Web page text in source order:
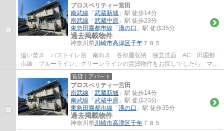
プロスペリティー宮田
南武線 「 武蔵新城 」駅 徒歩14分
南武線 「 武蔵中原 」駅 徒歩23分
東急田園都市線 「 溝の口 」駅 徒歩35分
過去掲載物件
神奈川県川崎市高津区千年 ７８５
追い焚き バストイレ別 南向き 各部屋収納 独立洗面 AC 田園都
市線、ブルーライン、グリーンラインの賃貸物件をお探しでしたら、マイ
ホームワンにお任せ下さい。豊富な在庫物件...
賃貸｜アパート
プロスペリティー宮田
南武線 「 武蔵新城 」駅 徒歩14分
南武線 「 武蔵中原 」駅 徒歩23分
東急田園都市線 「 溝の口 」駅 徒歩35分
過去掲載物件
神奈川県川崎市高津区千年 ７８５